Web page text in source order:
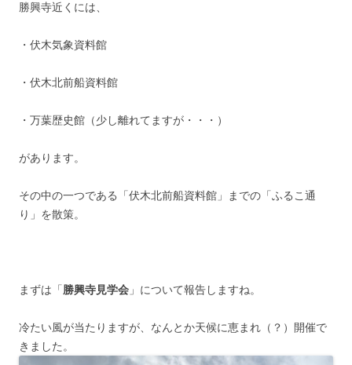
勝興寺近くには、
・伏木気象資料館
・伏木北前船資料館
・万葉歴史館（少し離れてますが・・・）
があります。
その中の一つである「伏木北前船資料館」までの「ふるこ通
り」を散策。
まずは「勝興寺見学会 」について報告しますね。
冷たい風が当たりますが、なんとか天候に恵まれ（？）開催で
きました。